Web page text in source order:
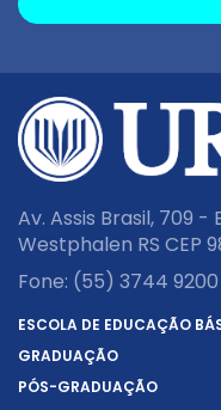
Av. Assis Brasil, 709
Westphalen RS CEP
Fone: (55) 3744 9200
ESCOLA DE EDUCAÇÃO
GRADUAÇÃO
PÓS-GRADUAÇÃO